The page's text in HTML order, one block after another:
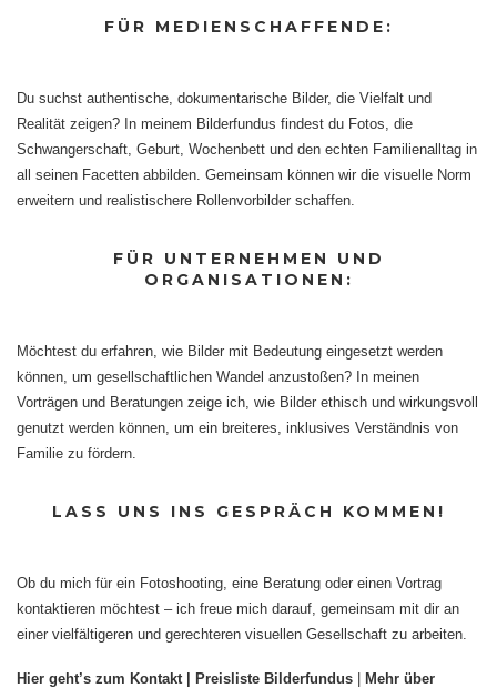
FÜR MEDIENSCHAFFENDE:
Du suchst authentische, dokumentarische Bilder, die Vielfalt und
Realität zeigen? In meinem Bilderfundus findest du Fotos, die
Schwangerschaft, Geburt, Wochenbett und den echten Familienalltag in
all seinen Facetten abbilden. Gemeinsam können wir die visuelle Norm
erweitern und realistischere Rollenvorbilder schaffen.
FÜR UNTERNEHMEN UND
ORGANISATIONEN:
Möchtest du erfahren, wie Bilder mit Bedeutung eingesetzt werden
können, um gesellschaftlichen Wandel anzustoßen? In meinen
Vorträgen und Beratungen zeige ich, wie Bilder ethisch und wirkungsvoll
genutzt werden können, um ein breiteres, inklusives Verständnis von
Familie zu fördern.
LASS UNS INS GESPRÄCH KOMMEN!
Ob du mich für ein Fotoshooting, eine Beratung oder einen Vortrag
kontaktieren möchtest – ich freue mich darauf, gemeinsam mit dir an
einer vielfältigeren und gerechteren visuellen Gesellschaft zu arbeiten.
Hier geht’s zum Kontakt | Preisliste Bilderfundus | Mehr über